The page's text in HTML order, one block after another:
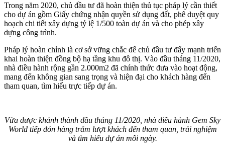
Trong năm 2020, chủ đầu tư đã hoàn thiện thủ tục pháp lý cần thiết
cho dự án gồm Giấy chứng nhận quyền sử dụng đất, phê duyệt quy
hoạch chi tiết xây dựng tỷ lệ 1/500 toàn dự án và cho phép xây
dựng công trình.
Pháp lý hoàn chỉnh là cơ sở vững chắc để chủ đầu tư đẩy mạnh triển
khai hoàn thiện đồng bộ hạ tầng khu đô thị. Vào đầu tháng 11/2020,
nhà điều hành rộng gần 2.000m2 đã chính thức đưa vào hoạt động,
mang đến không gian sang trọng và hiện đại cho khách hàng đến
tham quan, tìm hiểu trực tiếp dự án.
Vừa được khánh thành đầu tháng 11/2020, nhà điều hành Gem Sky
World tiếp đón hàng trăm lượt khách đến tham quan, trải nghiệm
và tìm hiểu dự án mỗi ngày.